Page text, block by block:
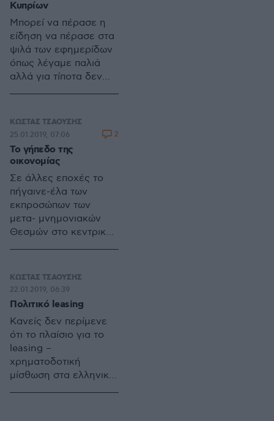
Κυπρίων
Μπορεί να πέρασε η
είδηση να πέρασε στα
ψιλά των εφημερίδων
όπως λέγαμε παλιά
αλλά για τίποτα δεν
ΚΩΣΤΑΣ ΤΣΑΟΥΣΗΣ
Το γήπεδο της
οικονομίας
Σε άλλες εποχές το
πήγαινε-έλα των
εκπροσώπων των
μετα- μνημονιακών
Θεσμών στο κεντρικό
να δώσει ερέθισμα σε
θεατρικούς
συγγραφείς για μια
μεγάλη παράσταση
κλασσικής
επιθεώρησης!
25.01.2019, 07:06 2
ΚΩΣΤΑΣ ΤΣΑΟΥΣΗΣ
Πολιτικό leasing
Κανείς δεν περίμενε
ότι το πλαίσιο για το
leasing –
χρηματοδοτική
μίσθωση στα ελληνικά-
22.01.2019, 06:39